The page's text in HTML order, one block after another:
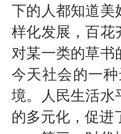
下的人都知道美
样化发展，百花
对某一类的草书
今天社会的一
境。人民生活水
的多元化，促进